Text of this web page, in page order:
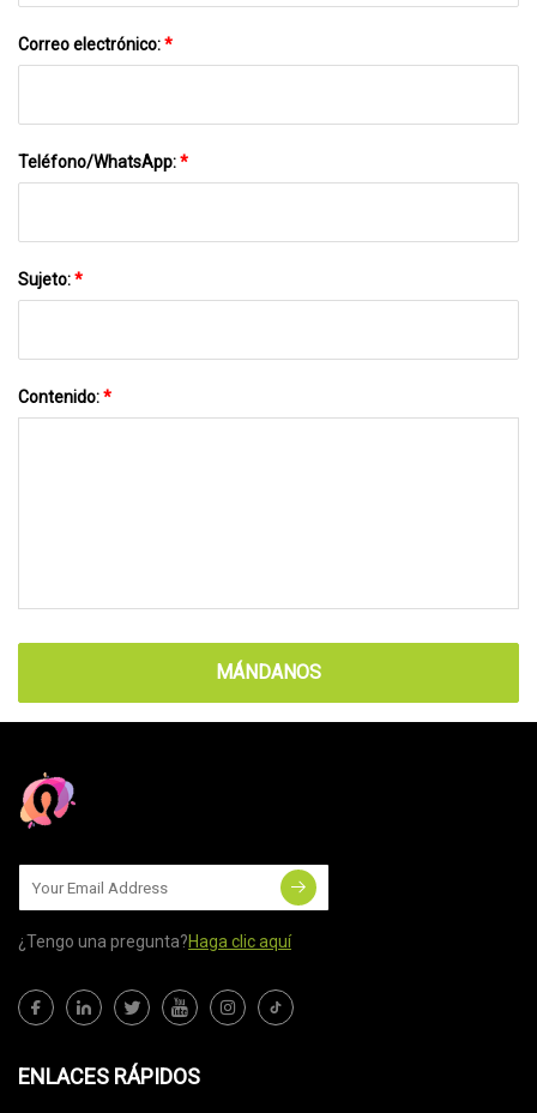
Correo electrónico:*
Teléfono/WhatsApp:*
Sujeto:*
Contenido:*
MÁNDANOS
¿Tengo una pregunta?Haga clic aquí
ENLACES RÁPIDOS